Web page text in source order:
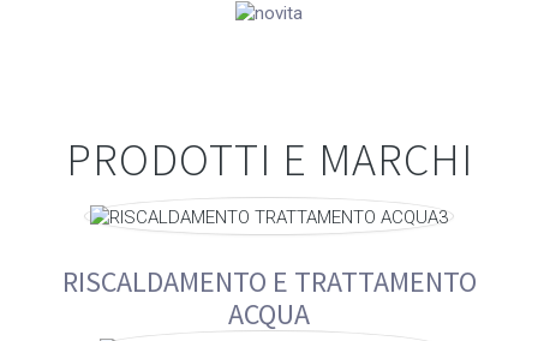
PRODOTTI E MARCHI
RISCALDAMENTO E TRATTAMENTO
ACQUA